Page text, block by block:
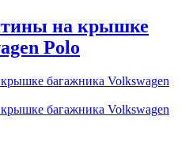
на крышке
Polo